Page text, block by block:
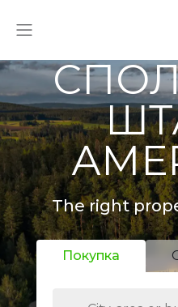
The right
Покупка